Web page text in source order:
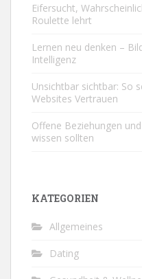
Eifersucht,
Roulette lehrt
Lernen neu denken –
Intelligenz
Unsichtbar sichtbar: So
Websites Vertrauen
Offene Beziehungen
wissen sollten
KATEGORIEN
Allgemeines
Dating